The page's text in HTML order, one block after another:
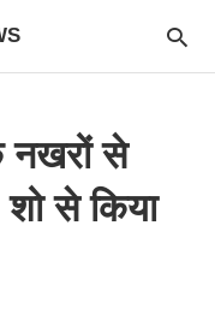
नखरों से
शो से किया